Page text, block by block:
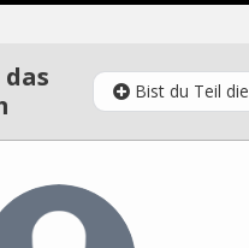
Bist du Teil